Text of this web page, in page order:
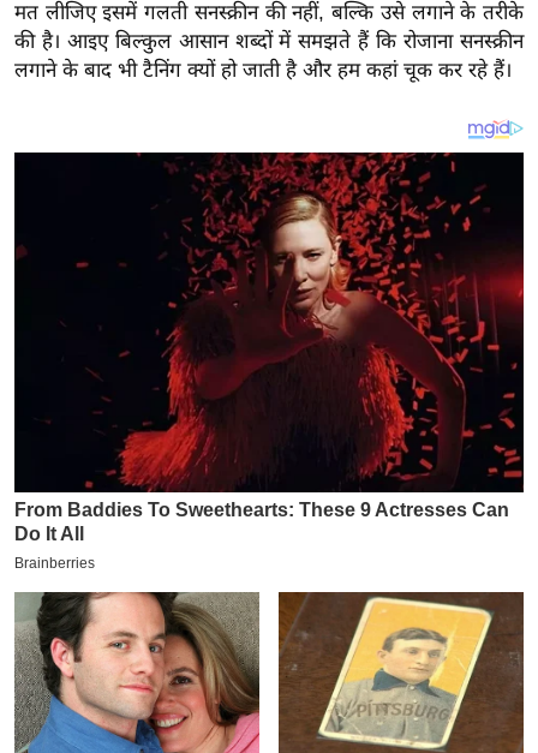
ष
ज्ञ
रा
ब
खे
2
0
2
6
क्रा
इ
म
ई
मत लीजिए इसमें गलती सनस्क्रीन की नहीं, बल्कि उसे लगाने के तरीके
की है। आइए बिल्कुल आसान शब्दों में समझते हैं कि रोजाना सनस्क्रीन
लगाने के बाद भी टैनिंग क्यों हो जाती है और हम कहां चूक कर रहे हैं।